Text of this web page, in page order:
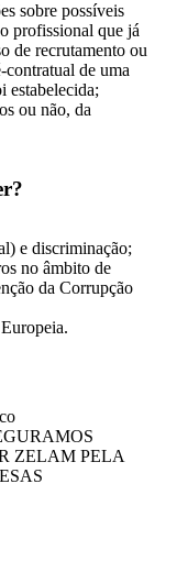
sobre possíveis
profissional que já
de recrutamento ou
contratual de uma
estabelecida;
ou não, da
e discriminação;
no âmbito de
da Corrupção
ZELAM PELA